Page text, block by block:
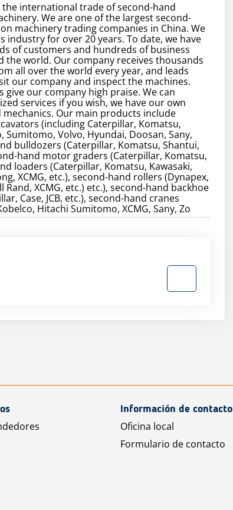
the international trade of second-hand
We are one of the largest second-
machinery trading companies in China. We
industry for over 20 years. To date, we have
of customers and hundreds of business
the world. Our company receives thousands
all over the world every year, and leads
our company and inspect the machines.
give our company high praise. We can
services if you wish, we have our own
Our main products include
(including Caterpillar, Komatsu,
Sumitomo, Volvo, Hyundai, Doosan, Sany,
bulldozers (Caterpillar, Komatsu, Shantui,
hand motor graders (Caterpillar, Komatsu,
loaders (Caterpillar, Komatsu, Kawasaki,
XCMG, etc.), second-hand rollers (Dynapex,
Rand, XCMG, etc.) etc.), second-hand backhoe
Case, JCB, etc.), second-hand cranes
Hitachi Sumitomo, XCMG, Sany, Zo
Información de contacto
Oficina local
Formulario de contacto